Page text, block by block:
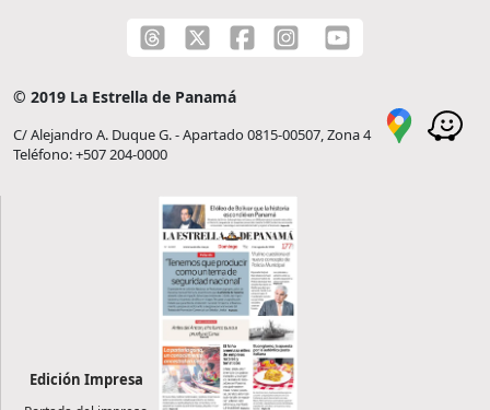
© 2019 La Estrella de Panamá
C/ Alejandro A. Duque G. - Apartado 0815-00507, Zona 4
Teléfono: +507 204-0000
Edición Impresa